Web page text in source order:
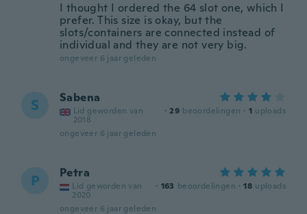
I thought I ordered the 64 slot one, which I
prefer. This size is okay, but the
slots/containers are connected instead of
individual and they are not very big.
ongeveer 6 jaar geleden
S Sabena
Lid geworden van
2018
· 29 beoordelingen · 1 uploads
ongeveer 6 jaar geleden
P Petra
Lid geworden van
2020
· 163 beoordelingen · 18 uploads
ongeveer 6 jaar geleden